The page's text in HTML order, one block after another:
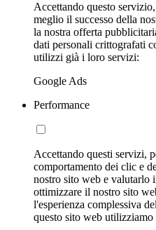
Accettando questo
meglio il successo della
la nostra offerta
dati personali crittografati
utilizzi già i loro servizi:
Google Ads
Performance
Accettando questi servizi,
comportamento dei clic e
nostro sito web e valutarlo
ottimizzare il nostro sito
l'esperienza complessiva
questo sito web